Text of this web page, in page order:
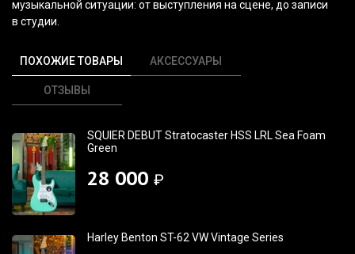
музыкальной ситуации: от выступления на сцене, до записи
в студии.
ПОХОЖИЕ ТОВАРЫ АКСЕССУАРЫ
ОТЗЫВЫ
SQUIER DEBUT Stratocaster HSS LRL Sea Foam
Green
28 000 ₽
Harley Benton ST-62 VW Vintage Series